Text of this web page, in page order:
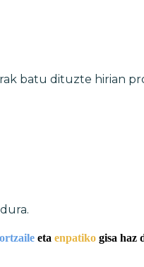
batu dituzte hirian
eta enpatiko gisa haz